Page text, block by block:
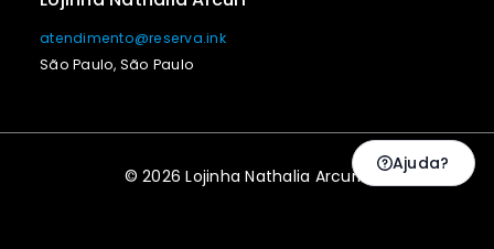
atendimento@reserva.ink
São Paulo, São Paulo
© 2026 Lojinha Nathalia Arcuri |
Ajuda?